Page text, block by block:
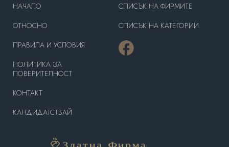
HAЧАЛО
OТНОСНО
ПРАВИЛА И УСЛОВИЯ
ПОЛИТИКА ЗА
ПОВЕРИТЕЛНОСТ
КОНТАКТ
КАНДИДАТСТВАЙ
СПИСЪК НА ФИРМИТЕ
СПИСЪК НА КАТЕГОРИИ